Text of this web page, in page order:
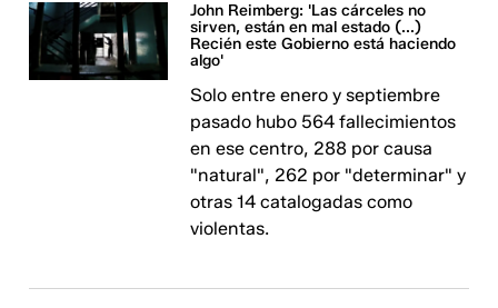
John Reimberg: 'Las cárceles no
sirven, están en mal estado (...)
Recién este Gobierno está haciendo
algo'
Solo entre enero y septiembre
pasado hubo 564 fallecimientos
en ese centro, 288 por causa
"natural", 262 por "determinar" y
otras 14 catalogadas como
violentas.